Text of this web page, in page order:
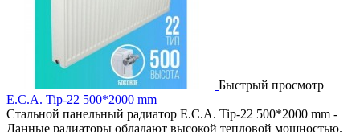
Быстрый просмотр
E.C.A. Tip-22 500*2000 mm
Стальной панельный радиатор E.C.A. Tip-22 500*2000 mm -
Данные радиаторы обладают высокой тепловой мощностью.